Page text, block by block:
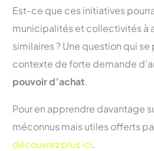
Est-ce que ces initiatives
municipalités et collectivités à
similaires ? Une question qui se
contexte de forte demande
pouvoir d’achat.
Pour en apprendre davantage
méconnus mais utiles offerts
découvrez plus ici.